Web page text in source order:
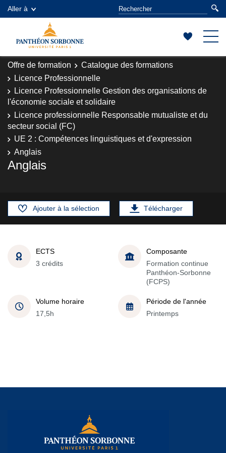
Aller à
Offre de formation
Catalogue des formations
Licence Professionnelle
Licence Professionnelle Gestion des organisations de
l'économie sociale et solidaire
Licence professionnelle Responsable mutualiste et du
secteur social (FC)
UE 2 : Compétences linguistiques et d'expression
Anglais
Anglais
Ajouter à la sélection Télécharger
ECTS
3 crédits
Composante
Formation continue
Panthéon-Sorbonne
(FCPS)
Volume horaire
17,5h
Période de l'année
Printemps